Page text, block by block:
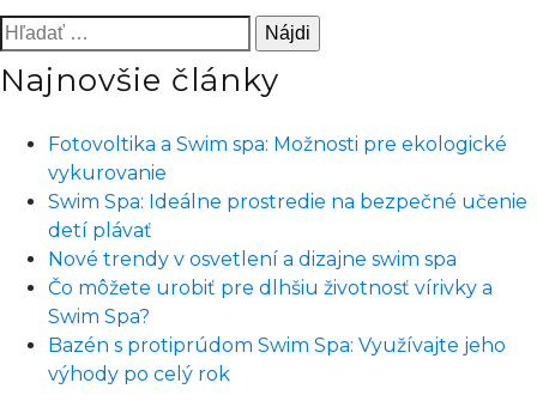
si
predstaviť
lepší
ako
oddych
horúcej
a
to
všetko
u
vás
Hľadať:
Najnovšie články
Fotovoltika a Swim spa: Možnosti pre ekologické
vykurovanie
Swim Spa: Ideálne prostredie na bezpečné učenie
detí plávať
Nové trendy v osvetlení a dizajne swim spa
Čo môžete urobiť pre dlhšiu životnosť vírivky a
Swim Spa?
Bazén s protiprúdom Swim Spa: Využívajte jeho
výhody po celý rok